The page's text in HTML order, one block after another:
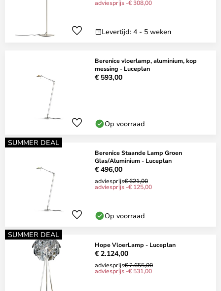
adviesprijs -€ 308,00
Levertijd: 4 - 5 weken
Berenice vloerlamp, aluminium, kop
messing - Luceplan
€ 593,00
Op voorraad
SUMMER DEAL
Berenice Staande Lamp Groen
Glas/Aluminium - Luceplan
€ 496,00
adviesprijs€ 621,00
adviesprijs -€ 125,00
Op voorraad
SUMMER DEAL
Hope VloerLamp - Luceplan
€ 2.124,00
adviesprijs€ 2.655,00
adviesprijs -€ 531,00